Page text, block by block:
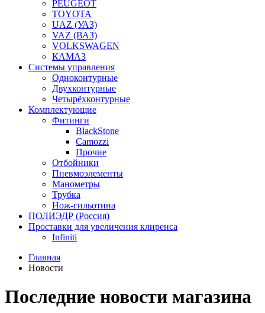
PEUGEOT
TOYOTA
UAZ (УАЗ)
VAZ (ВАЗ)
VOLKSWAGEN
КАМАЗ
Системы управления
Одноконтурные
Двухконтурные
Четырёхконтурные
Комплектующие
Фитинги
BlackStone
Camozzi
Прочие
Отбойники
Пневмоэлементы
Манометры
Трубка
Нож-гильотина
ПОЛИЭДР (Россия)
Проставки для увеличения клиренса
Infiniti
Главная
Новости
Последние новости магазина